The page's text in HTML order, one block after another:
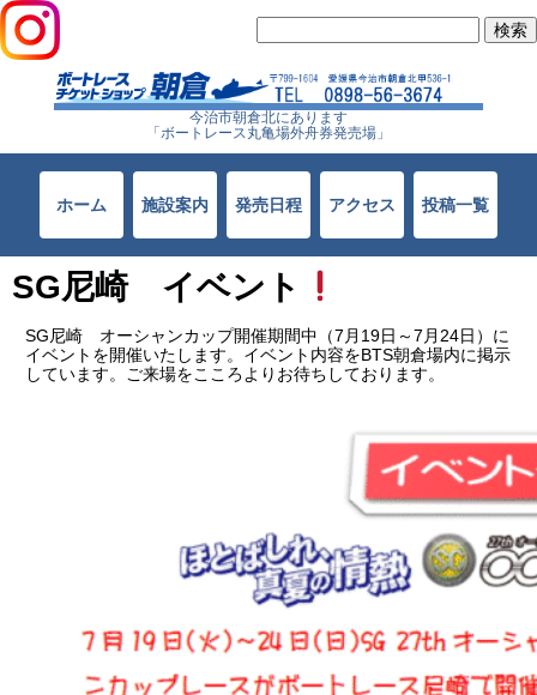
索:
今治市朝倉北にあります
「ボートレース丸亀場外舟券発売場」
ホーム 施設案内 発売日程 アクセス 投稿一覧
SG尼崎 イベント
SG尼崎 オーシャンカップ開催期間中（7月19日～7月24日）に
イベントを開催いたします。イベント内容をBTS朝倉場内に掲示
しています。ご来場をこころよりお待ちしております。